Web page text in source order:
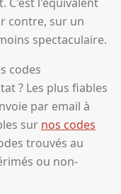
contre, sur un
spectaculaire.
codes
? Les plus fiables
par email à
sur nos codes
trouvés au
ou non-